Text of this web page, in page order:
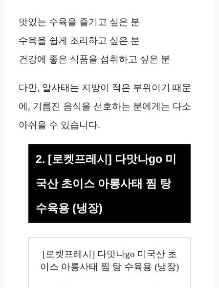
맛있는 수육을 즐기고 싶은 분
수육을 쉽게 조리하고 싶은 분
건강에 좋은 식품을 섭취하고 싶은 분
다만, 알사태는 지방이 적은 부위이기 때문
에, 기름진 음식을 선호하는 분에게는 다소
아쉬울 수 있습니다.
2. [로켓프레시] 다맛나go 미
국산 초이스 아롱사태 찜 탕
수육용 (냉장)
[로켓프레시] 다맛나go 미국산 초
이스 아롱사태 찜 탕 수육용 (냉장)